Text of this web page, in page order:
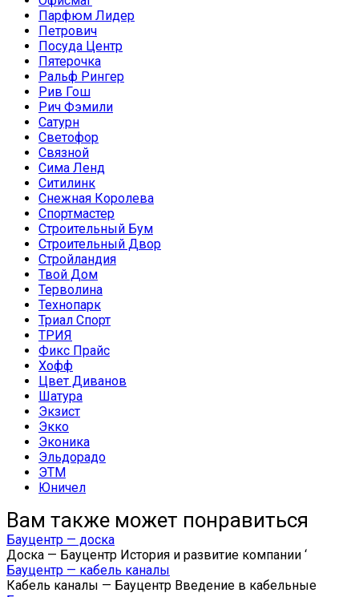
Парфюм Лидер
Петрович
Посуда Центр
Пятерочка
Ральф Рингер
Рив Гош
Рич Фэмили
Сатурн
Светофор
Связной
Сима Ленд
Ситилинк
Снежная Королева
Спортмастер
Строительный Бум
Строительный Двор
Стройландия
Твой Дом
Терволина
Технопарк
Триал Спорт
ТРИЯ
Фикс Прайс
Хофф
Цвет Диванов
Шатура
Экзист
Экко
Эконика
Эльдорадо
ЭТМ
Юничел
Вам также может понравиться
Бауцентр — доска
Доска — Бауцентр История и развитие компании ‘
Бауцентр — кабель каналы
Кабель каналы — Бауцентр Введение в кабельные